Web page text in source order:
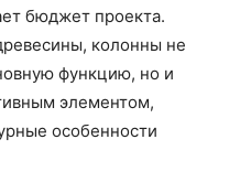
бюджет проекта.
колонны не
функцию, но и
элементом,
особенности